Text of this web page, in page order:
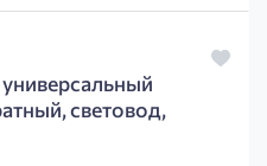
световод,